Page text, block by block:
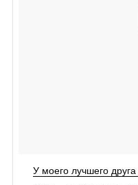
У моего лучшего